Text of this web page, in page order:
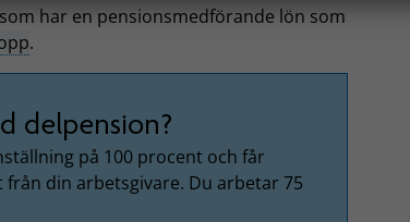
har en pensionsmedförande lön som
.
delpension?
på 100 procent och får
från din arbetsgivare. Du arbetar 75